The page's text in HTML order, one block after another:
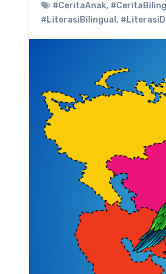
#CeritaAnak,
#LiterasiBilingual ,